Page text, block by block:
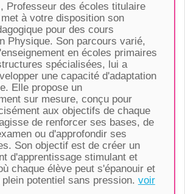
Professeur des écoles titulaire
à votre disposition son
pour des cours
Physique. Son parcours varié,
en écoles primaires
spécialisées, lui a
une capacité d'adaptation
Elle propose un
sur mesure, conçu pour
aux objectifs de chaque
de renforcer ses bases, de
ou d'approfondir ses
Son objectif est de créer un
d'apprentissage stimulant et
chaque élève peut s'épanouir et
potentiel sans pression. voir